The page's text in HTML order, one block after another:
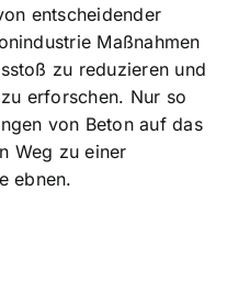
entscheidender
Maßnahmen
zu reduzieren und
erforschen. Nur so
von Beton auf das
Weg zu einer
ebnen.